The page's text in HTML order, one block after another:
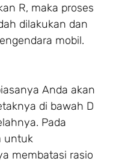
R, maka proses
dilakukan dan
mobil.
Anda akan
di bawah D
Pada
untuk
membatasi rasio